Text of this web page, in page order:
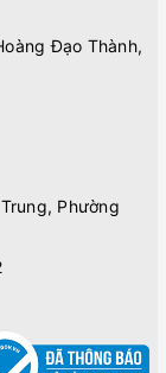
Đạo Thành,
Phường